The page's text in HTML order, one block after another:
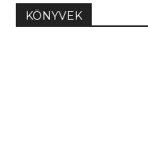
KÖNYVEK